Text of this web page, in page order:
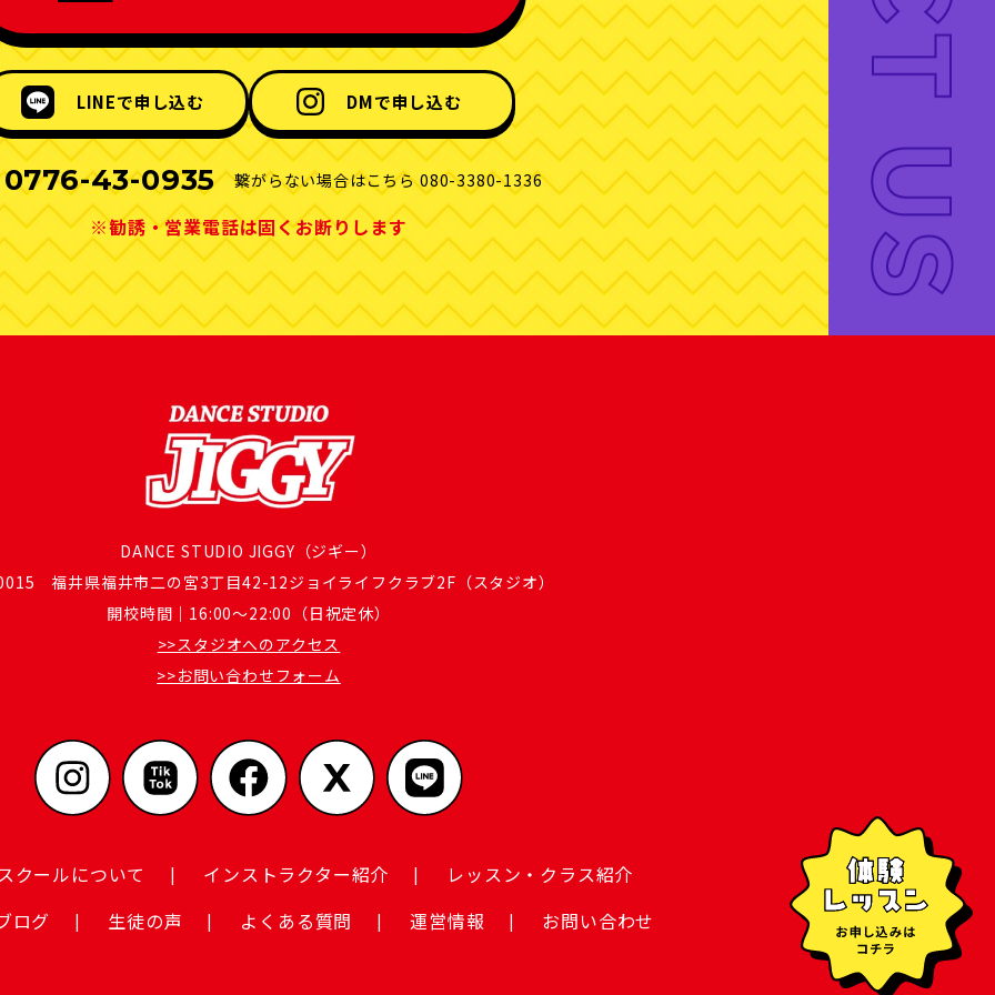
LINEで申し込む DMで申し込む
0776-43-0935 繋がらない場合はこちら080-3380-1336
※勧誘・営業電話は固くお断りします
DANCE STUDIO JIGGY（ジギー）
福井県福井市二の宮3丁目42-12ジョイライフクラブ2F（スタジオ）
開校時間｜16:00～22:00（日祝定休）
>>スタジオへのアクセス
>>お問い合わせフォーム
クールについて インストラクター紹介
レッスン・クラス紹介
ログ
生徒の声 よくある質問 運営情報 お問い合わせ